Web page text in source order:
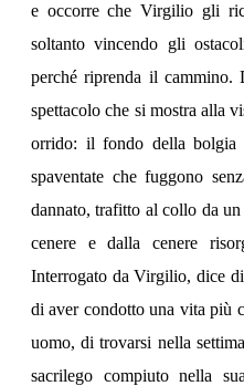
e occorre che Virgilio gli
soltanto vincendo gli
perché riprenda il
spettacolo che si mostra alla
orrido: il fondo della bolgia
spaventate che fuggono
dannato, trafitto al collo da
cenere e dalla cenere
Interrogato da Virgilio, dice
di aver condotto una vita più
uomo, di trovarsi nella
sacrilego compiuto nella